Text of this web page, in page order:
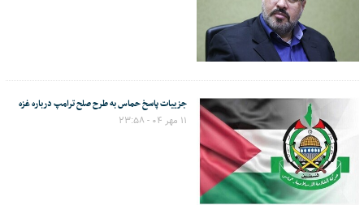
جزییات پاسخ حماس به طرح صلح ترامپ درباره غزه
۱۱ مهر ۰۴ - ۲۳:۵۸